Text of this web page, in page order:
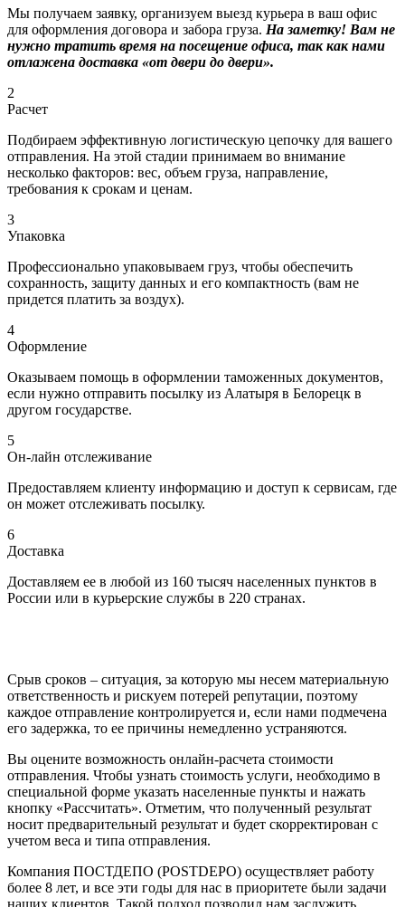
Мы получаем заявку, организуем выезд курьера в ваш офис
для оформления договора и забора груза. На заметку! Вам не
нужно тратить время на посещение офиса, так как нами
отлажена доставка «от двери до двери».
2
Расчет
Подбираем эффективную логистическую цепочку для вашего
отправления. На этой стадии принимаем во внимание
несколько факторов: вес, объем груза, направление,
требования к срокам и ценам.
3
Упаковка
Профессионально упаковываем груз, чтобы обеспечить
сохранность, защиту данных и его компактность (вам не
придется платить за воздух).
4
Оформление
Оказываем помощь в оформлении таможенных документов,
если нужно отправить посылку из Алатыря в Белорецк в
другом государстве.
5
Он-лайн отслеживание
Предоставляем клиенту информацию и доступ к сервисам, где
он может отслеживать посылку.
6
Доставка
Доставляем ее в любой из 160 тысяч населенных пунктов в
России или в курьерские службы в 220 странах.
Срыв сроков – ситуация, за которую мы несем материальную
ответственность и рискуем потерей репутации, поэтому
каждое отправление контролируется и, если нами подмечена
его задержка, то ее причины немедленно устраняются.
Вы оцените возможность онлайн-расчета стоимости
отправления. Чтобы узнать стоимость услуги, необходимо в
специальной форме указать населенные пункты и нажать
кнопку «Рассчитать». Отметим, что полученный результат
носит предварительный результат и будет скорректирован с
учетом веса и типа отправления.
Компания ПОСТДЕПО (POSTDEPO) осуществляет работу
более 8 лет, и все эти годы для нас в приоритете были задачи
наших клиентов. Такой подход позволил нам заслужить